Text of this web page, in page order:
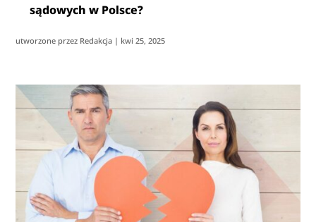
sądowych w Polsce?
utworzone przez Redakcja | kwi 25, 2025